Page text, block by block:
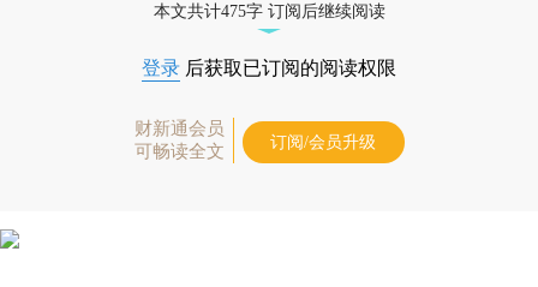
本文共计475字 订阅后继续阅读
登录 后获取已订阅的阅读权限
财新通会员
可畅读全文
订阅/会员升级